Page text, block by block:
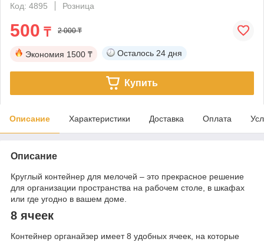
Код: 4895
Розница
500 ₸ 2 000 ₸
Экономия 1500 ₸ Осталось 24 дня
Купить
Описание Характеристики Доставка Оплата
Описание
Круглый контейнер для мелочей – это прекрасное решение
для организации пространства на рабочем столе, в шкафах
или где угодно в вашем доме.
8 ячеек
Контейнер органайзер имеет 8 удобных ячеек, на которые